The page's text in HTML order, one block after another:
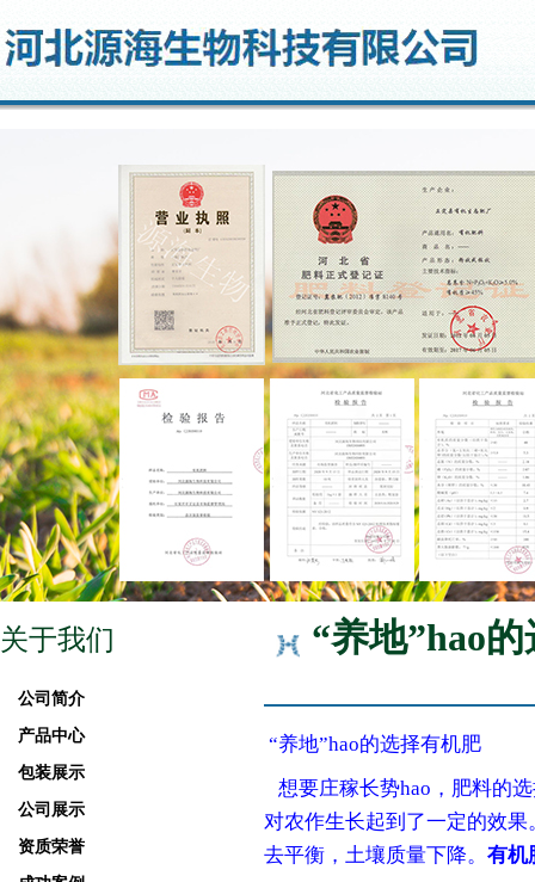
关于我们
公司简介
产品中心
包装展示
公司展示
资质荣誉
“养地”hao
“养地”hao的选择有机肥
想要庄稼长势hao，肥料的
对农作生长起到了一定的效
去平衡，土壤质量下降。 有机